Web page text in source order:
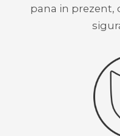
pana in prezent,